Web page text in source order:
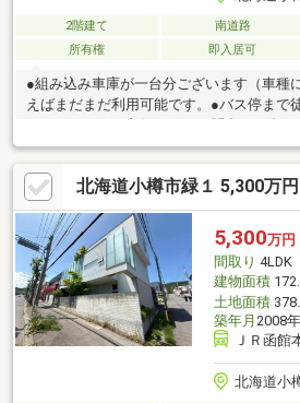
2階建て 南道路
所有権
即入居可
●組み込み車庫が一台分ございます（車種
えばまだまだ利用可能です。●バス停まで
でのアクセスが良好です。お問合せの際は
お伝えいただけるとスムーズにご対応で
良好、南側道路面す、前道６ｍ以上、和
階建、シャッター車庫、小学校 徒歩10分
北海道小樽市緑１ 5,300万
5,300万円
間取り 4LDK
建物面積
土地面積
築年月 2008
ＪＲ函館
北海道小